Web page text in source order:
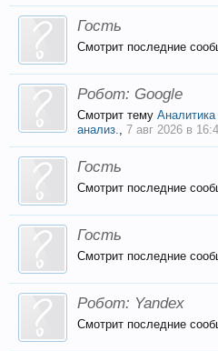
Гость
Смотрит последние
Робот: Google
Смотрит тему
анализ., 7 авг 2026 в
Гость
Смотрит последние
Гость
Смотрит последние
Робот: Yandex
Смотрит последние